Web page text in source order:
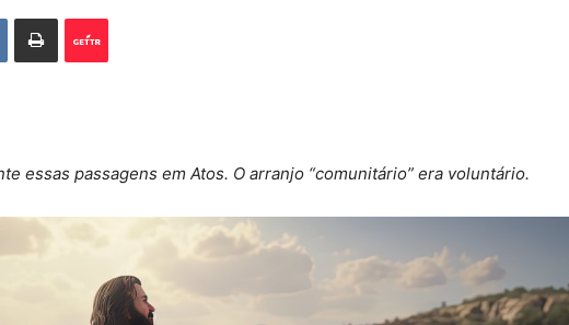
essas passagens em Atos. O arranjo “comunitário” era voluntário.